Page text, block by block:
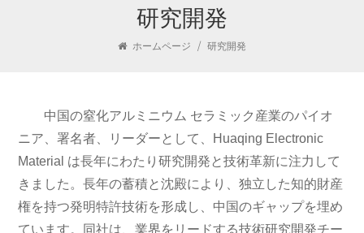
研究開発
ホームページ / 研究開発
中国の窒化アルミニウム セラミック産業のパイオ
ニア、署名者、リーダーとして、Huaqing Electronic
Material は長年にわたり研究開発と技術革新に注力して
きました。長年の蓄積と沈殿により、独立した知的財産
権を持つ発明特許技術を形成し、中国のギャップを埋め
ています。同社は、業界をリードする技術研究開発チー